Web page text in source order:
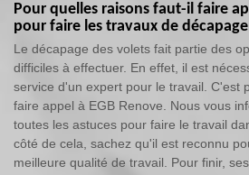
Pour quelles raisons faut-il faire
pour faire les travaux de
Le décapage des volets fait partie des
difficiles à effectuer. En effet, il est
service d'un expert pour le travail. C'est
faire appel à EGB Renove. Nous vous
toutes les astuces pour faire le travail
côté de cela, sachez qu'il est reconnu
meilleure qualité de travail. Pour finir,